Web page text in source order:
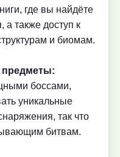
где вы найдёте
а также доступ к
и биомам.
предметы:
боссами,
уникальные
так что
битвам.